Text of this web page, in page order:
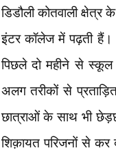
डिडौली कोतवाली क्षेत्र
इंटर कॉलेज में पढ़ती हैं।
पिछले दो महीने से स्कूल
अलग तरीकों से
छात्राओं के साथ भी
शिक़ायत परिजनों से